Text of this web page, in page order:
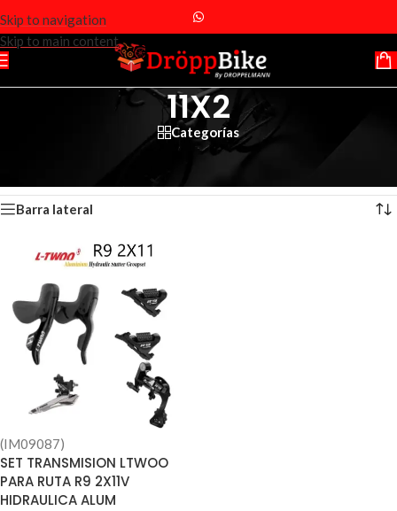
Skip to navigation
Skip to main content
11X2
Categorías
Productos etiquetados “11X2”
Barra lateral
(IM09087)
SET TRANSMISION LTWOO
PARA RUTA R9 2X11V
HIDRAULICA ALUM